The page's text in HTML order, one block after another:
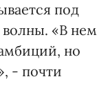
под
«В нем
но
- почти